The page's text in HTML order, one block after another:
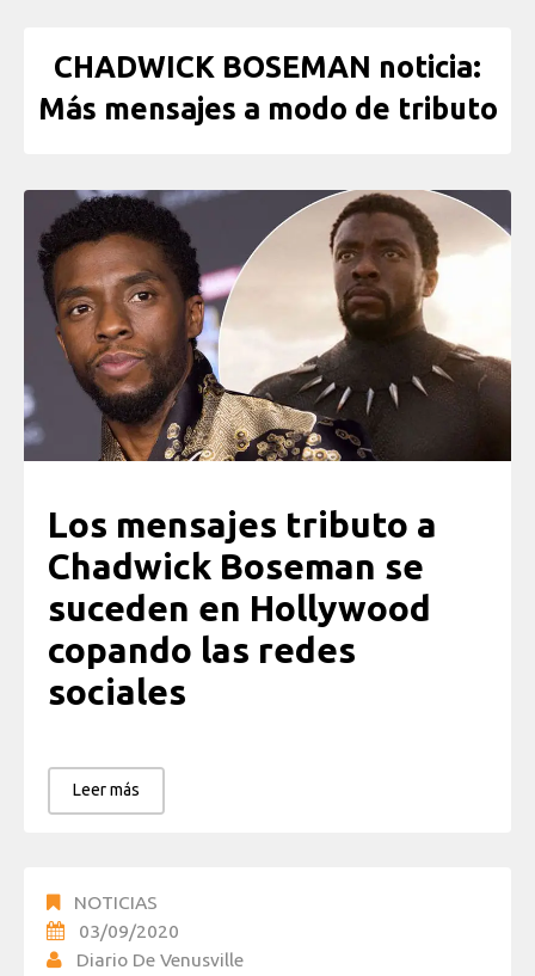
CHADWICK BOSEMAN noticia:
Más mensajes a modo de tributo
Los mensajes tributo a
Chadwick Boseman se
suceden en Hollywood
copando las redes
sociales
Leer más
NOTICIAS
03/09/2020
Diario De Venusville